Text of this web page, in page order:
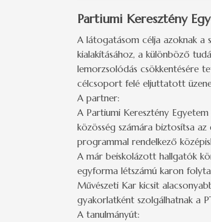
Partiumi Keresztény
A látogatásom célja azoknak a
kialakításához, a különböző
lemorzsolódás csökkentésére
célcsoport felé eljuttatott
A partner:
A Partiumi Keresztény
közösség számára biztosítsa
programmal rendelkező
A már beiskolázott hallgatók
egyforma létszámú karon
Művészeti Kar kicsit
gyakorlatként szolgálhatnak a
A tanulmányút: